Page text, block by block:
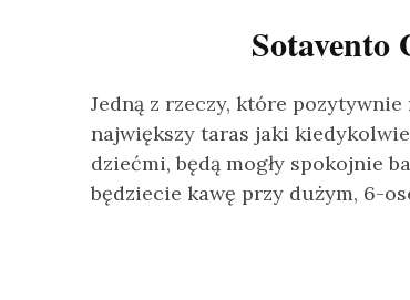
Jedną z rzeczy, które
największy taras jaki
dziećmi, będą mogły spokojnie
będziecie kawę przy dużym, 6-